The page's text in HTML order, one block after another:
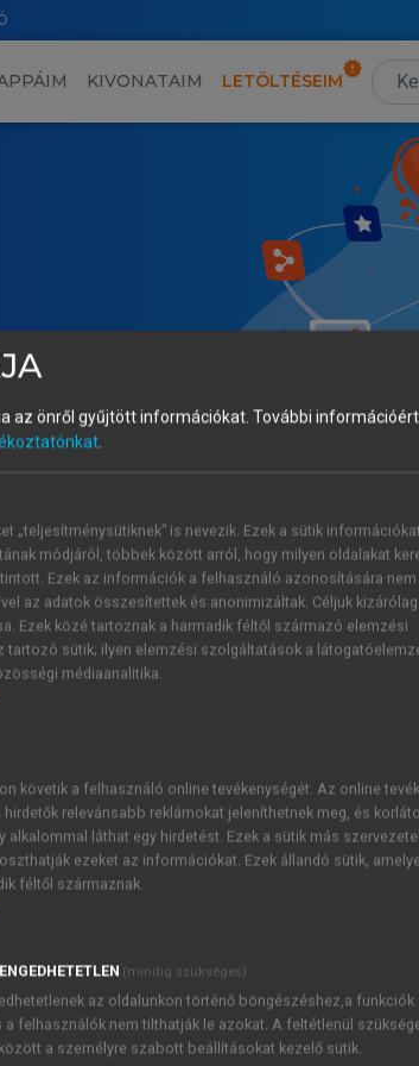
KIVONATAIM LETÖLTÉSEIM
III.
az önről gyűjtött információkat. További
.
„teljesítménysütiknek” is nevezik. Ezek a sütik
módjáról, többek között arról, hogy milyen oldalakat
Ezek az információk a felhasználó azonosítására nem
az adatok összesítettek és anonimizáltak. Céljuk
Ezek közé tartoznak a harmadik féltől származó elemzési
tartozó sütik; ilyen elemzési szolgáltatások a
médiaanalitika.
követik a felhasználó online tevékenységét. Az online
hirdetők relevánsabb reklámokat jeleníthetnek meg, és
alkalommal láthat egy hirdetést. Ezek a sütik más
ezeket az információkat. Ezek állandó sütik,
féltől származnak.
(mindig szükséges)
az oldalunkon történő böngészéshez,a funkciók
a felhasználók nem tilthatják le azokat. A feltétlenül
a személyre szabott beállításokat kezelő sütik.